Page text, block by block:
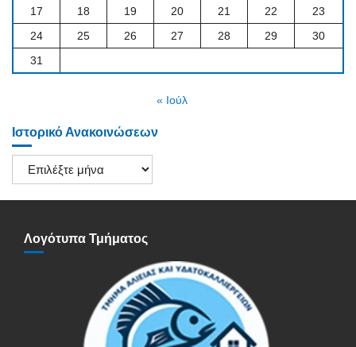
17
18 19 20 21 22
23
24
25 26 27 28 29
30
31
« Ιούλ
Ιστορικό Ανακοινώσεων
Ιστορικό
Ανακοινώσεων
Λογότυπα Τμήματος